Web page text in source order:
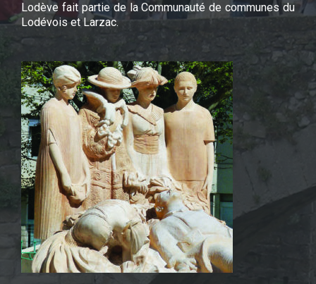
Lodève fait partie de la Communauté de communes du
Lodévois et Larzac.